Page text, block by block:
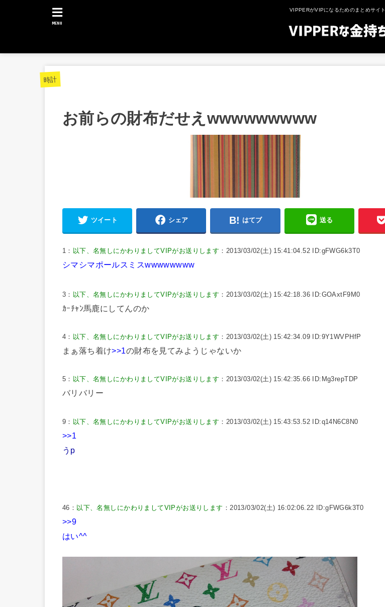
VIPPERがVIPになるためのまとめサイト
MENU
時計
お前らの財布だせえwwwwwwwww
ツイート シェア はてブ 送る
1： 以下、名無しにかわりましてVIPがお送りします ：2013/03/02(土) 15:41:04.52 ID:gFWG6k3T0
シマシマポールスミスwwwwwwww
3： 以下、名無しにかわりましてVIPがお送りします ：2013/03/02(土) 15:42:18.36 ID:GOAxtF9M0
ｶｰﾁｬﾝ馬鹿にしてんのか
4： 以下、名無しにかわりましてVIPがお送りします ：2013/03/02(土) 15:42:34.09 ID:9Y1WVPHfP
まぁ落ち着け>>1の財布を見てみようじゃないか
5： 以下、名無しにかわりましてVIPがお送りします ：2013/03/02(土) 15:42:35.66 ID:Mg3repTDP
バリバリー
9： 以下、名無しにかわりましてVIPがお送りします ：2013/03/02(土) 15:43:53.52 ID:q14N6C8N0
>>1
うp
46： 以下、名無しにかわりましてVIPがお送りします ：2013/03/02(土) 16:02:06.22 ID:gFWG6k3T0
>>9
はい^^